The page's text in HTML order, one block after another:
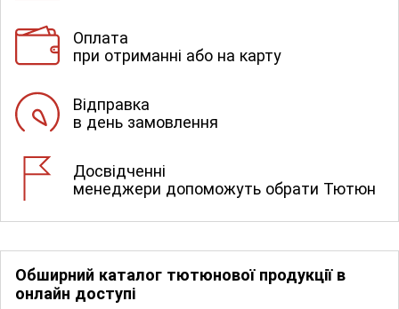
Оплата
при отриманні або на карту
Відправка
в день замовлення
Досвідченні
менеджери допоможуть обрати Тютюн
Обширний каталог тютюнової продукції в
онлайн доступі